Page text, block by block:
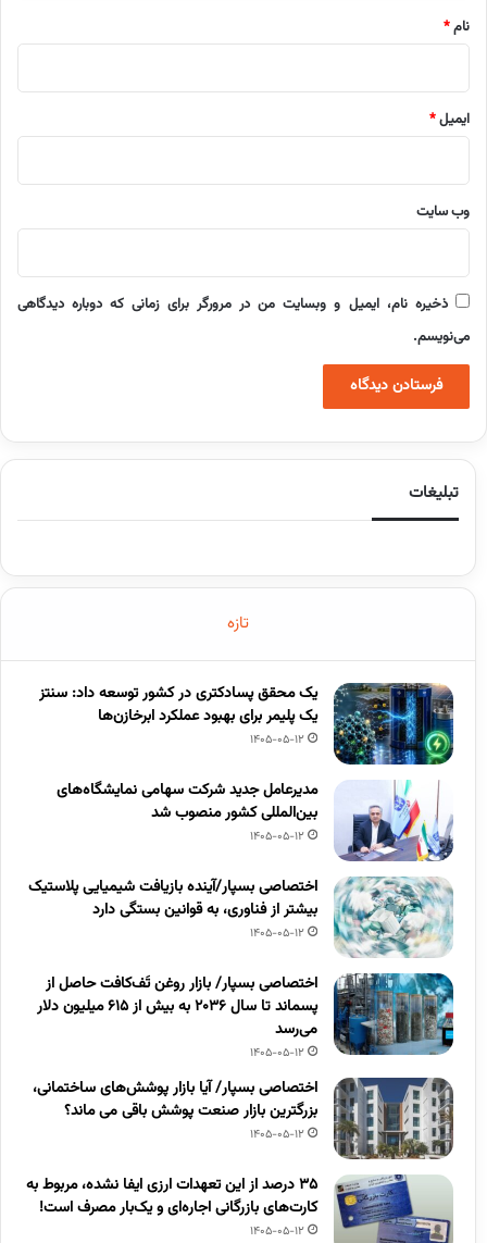
نام*
ایمیل*
وب‌ سایت
ذخیره نام، ایمیل و وبسایت من در مرورگر برای زمانی که دوباره دیدگاهی
می‌نویسم.
تبلیغات
تازه
یک محقق پسادکتری در کشور توسعه داد: سنتز
یک پلیمر برای بهبود عملکرد ابرخازن‌ها
1405-05-12
مدیرعامل جدید شرکت سهامی نمایشگاه‌های
بین‌المللی کشور منصوب شد
1405-05-12
اختصاصی بسپار/آینده بازیافت شیمیایی پلاستیک
بیشتر از فناوری، به قوانین بستگی دارد
1405-05-12
اختصاصی بسپار/ بازار روغن تَف‌کافت حاصل از
پسماند تا سال ۲۰۳۶ به بیش از ۶۱۵ میلیون دلار
می‌رسد
1405-05-12
اختصاصی بسپار/ آیا بازار پوشش‌های ساختمانی،
بزرگترین بازار صنعت پوشش باقی می ماند؟
1405-05-12
۳۵ درصد از این تعهدات ارزی ایفا نشده، مربوط به
کارت‌های بازرگانی اجاره‌ای و یک‌بار مصرف است!
1405-05-12